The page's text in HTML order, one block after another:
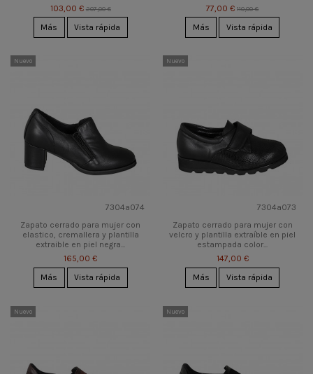
103,00 € 207,00 €
Más Vista rápida
77,00 € 110,00 €
Más Vista rápida
Nuevo
7304a074
Zapato cerrado para mujer con
elastico, cremallera y plantilla
extraible en piel negra...
165,00 €
Más
Vista rápida
Nuevo
7304a073
Zapato cerrado para mujer con
velcro y plantilla extraíble en piel
estampada color...
147,00 €
Más
Vista rápida
Nuevo Nuevo